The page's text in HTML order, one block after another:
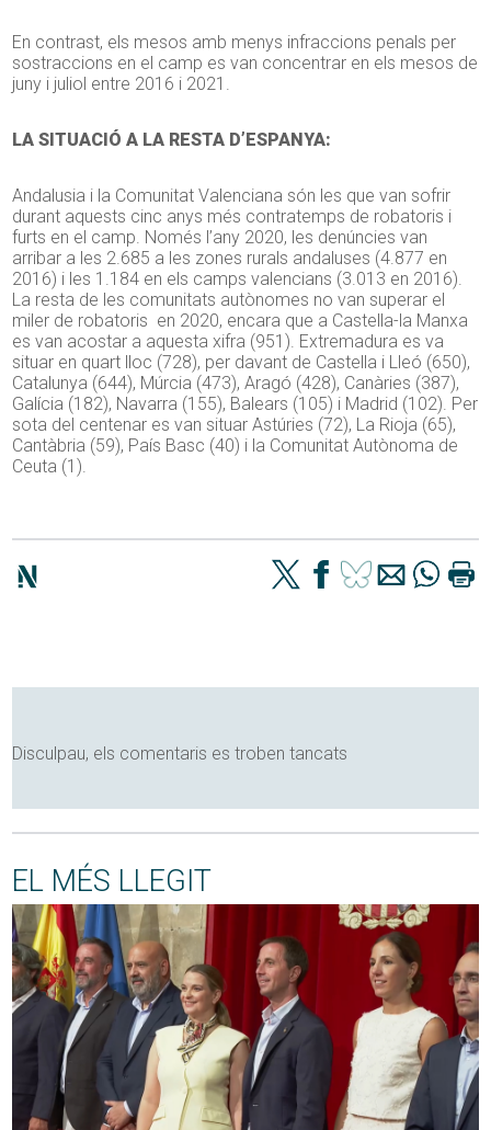
En contrast, els mesos amb menys infraccions penals per
sostraccions en el camp es van concentrar en els mesos de
juny i juliol entre 2016 i 2021.
LA SITUACIÓ A LA RESTA D’ESPANYA:
Andalusia i la Comunitat Valenciana són les que van sofrir
durant aquests cinc anys més contratemps de robatoris i
furts en el camp. Només l’any 2020, les denúncies van
arribar a les 2.685 a les zones rurals andaluses (4.877 en
2016) i les 1.184 en els camps valencians (3.013 en 2016).
La resta de les comunitats autònomes no van superar el
miler de robatoris en 2020, encara que a Castella-la Manxa
es van acostar a aquesta xifra (951). Extremadura es va
situar en quart lloc (728), per davant de Castella i Lleó (650),
Catalunya (644), Múrcia (473), Aragó (428), Canàries (387),
Galícia (182), Navarra (155), Balears (105) i Madrid (102). Per
sota del centenar es van situar Astúries (72), La Rioja (65),
Cantàbria (59), País Basc (40) i la Comunitat Autònoma de
Ceuta (1).
Disculpau, els comentaris es troben tancats
EL MÉS LLEGIT